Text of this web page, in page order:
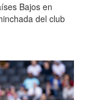
Bajos en
del club